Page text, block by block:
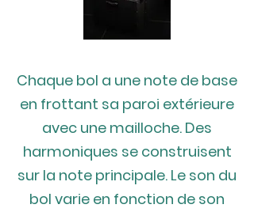
Chaque bol a une note de base
en frottant sa paroi extérieure
avec une mailloche. Des
harmoniques se construisent
sur la note principale. Le son du
bol varie en fonction de son